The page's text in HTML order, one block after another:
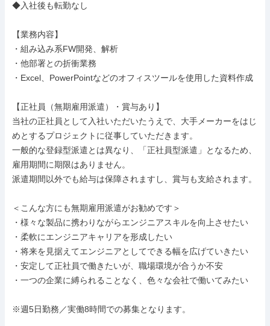
◆入社後も転勤なし
【業務内容】
・組み込み系FW開発、解析
・他部署との折衝業務
・Excel、PowerPointなどのオフィスツールを使用した資料作成
【正社員（無期雇用派遣）・賞与あり】
当社の正社員として入社いただいたうえで、大手メーカーをはじ
めとするプロジェクトに従事していただきます。
一般的な登録型派遣とは異なり、「正社員型派遣」となるため、
雇用期間に期限はありません。
派遣期間以外でも給与は保障されますし、賞与も支給されます。
＜こんな方にも無期雇用派遣がお勧めです＞
・様々な製品に携わりながらエンジニアスキルを向上させたい
・柔軟にエンジニアキャリアを形成したい
・将来を見据えてエンジニアとしてできる幅を広げていきたい
・安定して正社員で働きたいが、職場環境が合うか不安
・一つの企業に縛られることなく、色々な会社で働いてみたい
※週5日勤務／実働8時間での募集となります。